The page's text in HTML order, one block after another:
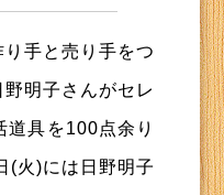
手と売り手をつ
明子さんがセレ
道具を100点余り
(火)には日野明子